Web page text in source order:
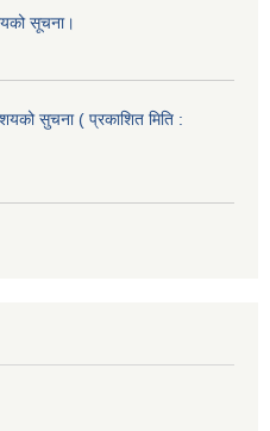
सूचना।
सुचना ( प्रकाशित मिति :